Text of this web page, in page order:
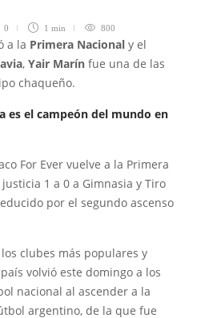
0 1 min 800
a la Primera Nacional y el
, Yair Marín fue una de las
chaqueño.
es el campeón del mundo en
For Ever vuelve a la Primera
1 a 0 a Gimnasia y Tiro
por el segundo ascenso
clubes más populares y
volvió este domingo a los
nacional al ascender a la
argentino, de la que fue